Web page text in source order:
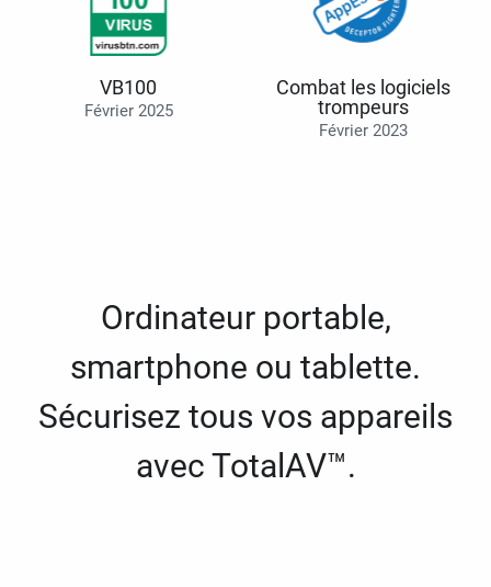
VB100
Février 2025
Combat les logiciels
trompeurs
Février 2023
Ordinateur portable,
smartphone ou tablette.
Sécurisez tous vos appareils
avec TotalAV™.